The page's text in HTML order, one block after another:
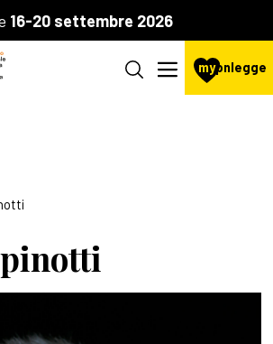
16-20 settembre 2026
mypnlegge